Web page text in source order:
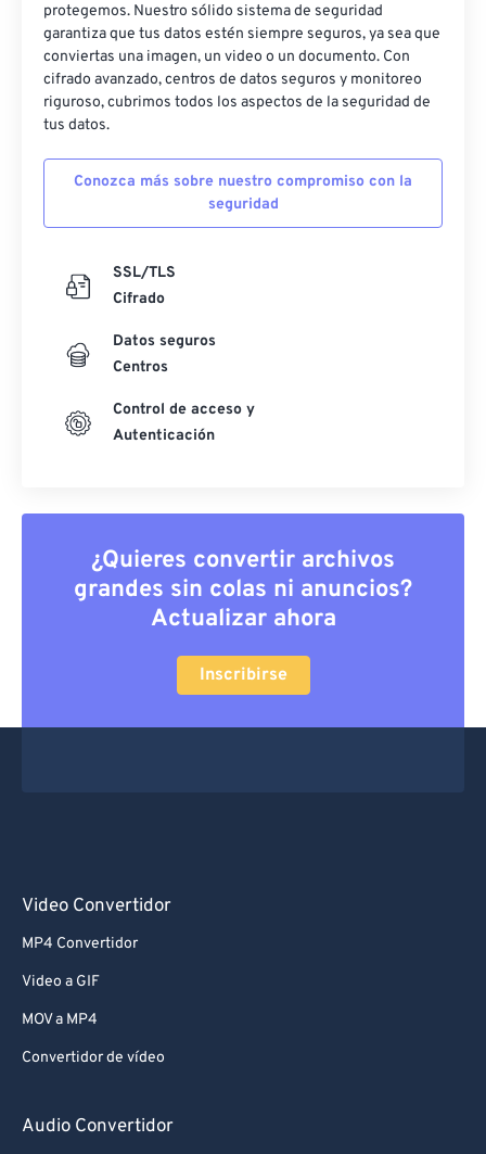
protegemos. Nuestro sólido sistema de seguridad
garantiza que tus datos estén siempre seguros, ya sea que
conviertas una imagen, un video o un documento. Con
cifrado avanzado, centros de datos seguros y monitoreo
riguroso, cubrimos todos los aspectos de la seguridad de
tus datos.
Conozca más sobre nuestro compromiso con la
seguridad
SSL/TLS
Cifrado
Datos seguros
Centros
Control de acceso y
Autenticación
¿Quieres convertir archivos
grandes sin colas ni anuncios?
Actualizar ahora
Inscribirse
Video Convertidor
MP4 Convertidor
Video a GIF
MOV a MP4
Convertidor de vídeo
Audio Convertidor